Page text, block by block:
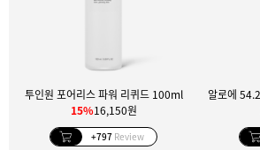
투인원 포어리스 파워 리퀴드 100ml
15%16,150원
+797 Review